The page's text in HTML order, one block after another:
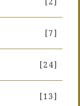
[7]
[24]
[13]